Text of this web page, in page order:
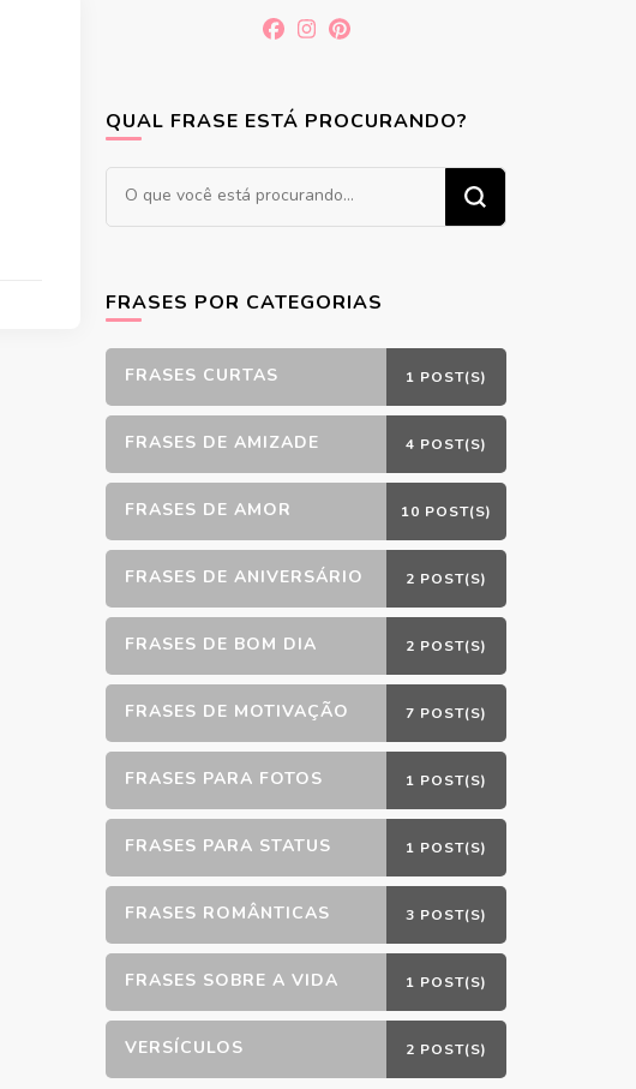
QUAL FRASE ESTÁ PROCURANDO?
Procurando
algo?
FRASES POR CATEGORIAS
FRASES CURTAS 1 POST(S)
FRASES DE AMIZADE 4 POST(S)
FRASES DE AMOR 10 POST(S)
FRASES DE ANIVERSÁRIO 2 POST(S)
FRASES DE BOM DIA 2 POST(S)
FRASES DE MOTIVAÇÃO 7 POST(S)
FRASES PARA FOTOS 1 POST(S)
FRASES PARA STATUS 1 POST(S)
FRASES ROMÂNTICAS 3 POST(S)
FRASES SOBRE A VIDA 1 POST(S)
VERSÍCULOS 2 POST(S)